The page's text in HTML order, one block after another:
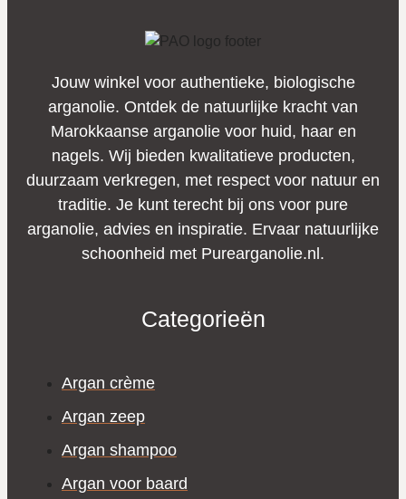
Jouw winkel voor authentieke, biologische
arganolie. Ontdek de natuurlijke kracht van
Marokkaanse arganolie voor huid, haar en
nagels. Wij bieden kwalitatieve producten,
duurzaam verkregen, met respect voor natuur en
traditie. Je kunt terecht bij ons voor pure
arganolie, advies en inspiratie. Ervaar natuurlijke
schoonheid met Purearganolie.nl.
Categorieën
Argan crème
Argan zeep
Argan shampoo
Argan voor baard